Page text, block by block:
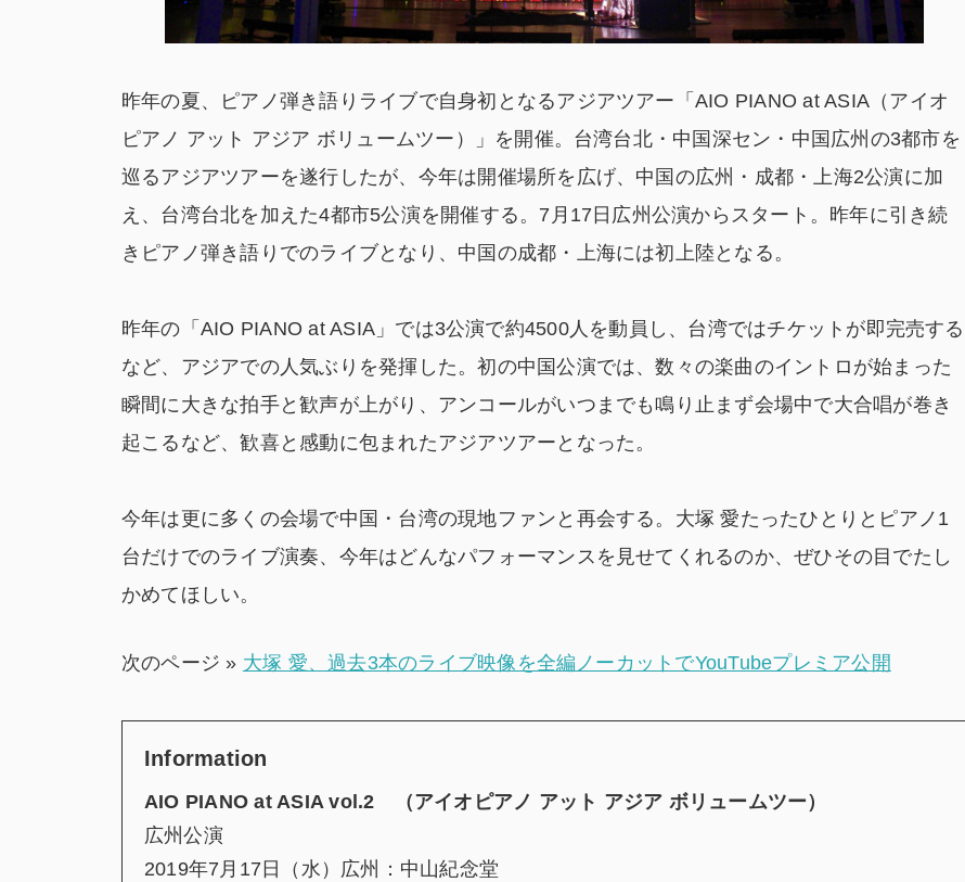
昨年の夏、ピアノ弾き語りライブで自身初となるアジアツアー「AIO PIANO at ASIA（アイオ
ピアノ アット アジア ボリュームツー）」を開催。台湾台北・中国深セン・中国広州の3都市を
巡るアジアツアーを遂行したが、今年は開催場所を広げ、中国の広州・成都・上海2公演に加
え、台湾台北を加えた4都市5公演を開催する。7月17日広州公演からスタート。昨年に引き続
きピアノ弾き語りでのライブとなり、中国の成都・上海には初上陸となる。
昨年の「AIO PIANO at ASIA」では3公演で約4500人を動員し、台湾ではチケットが即完売する
など、アジアでの人気ぶりを発揮した。初の中国公演では、数々の楽曲のイントロが始まった
瞬間に大きな拍手と歓声が上がり、アンコールがいつまでも鳴り止まず会場中で大合唱が巻き
起こるなど、歓喜と感動に包まれたアジアツアーとなった。
今年は更に多くの会場で中国・台湾の現地ファンと再会する。大塚 愛たったひとりとピアノ1
台だけでのライブ演奏、今年はどんなパフォーマンスを見せてくれるのか、ぜひその目でたし
かめてほしい。
次のページ » 大塚 愛、過去3本のライブ映像を全編ノーカットでYouTubeプレミア公開
Information
AIO PIANO at ASIA vol.2 （アイオピアノ アット アジア ボリュームツー）
広州公演
2019年7月17日（水）広州：中山紀念堂